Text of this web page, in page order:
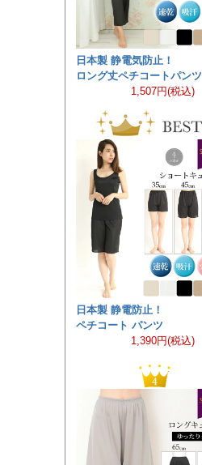
日本製 静電気防止！
ロング丈ペチコートパンツ
1,507円(税込)
日本製 静電防止！
ペチコート パンツ
1,390円(税込)